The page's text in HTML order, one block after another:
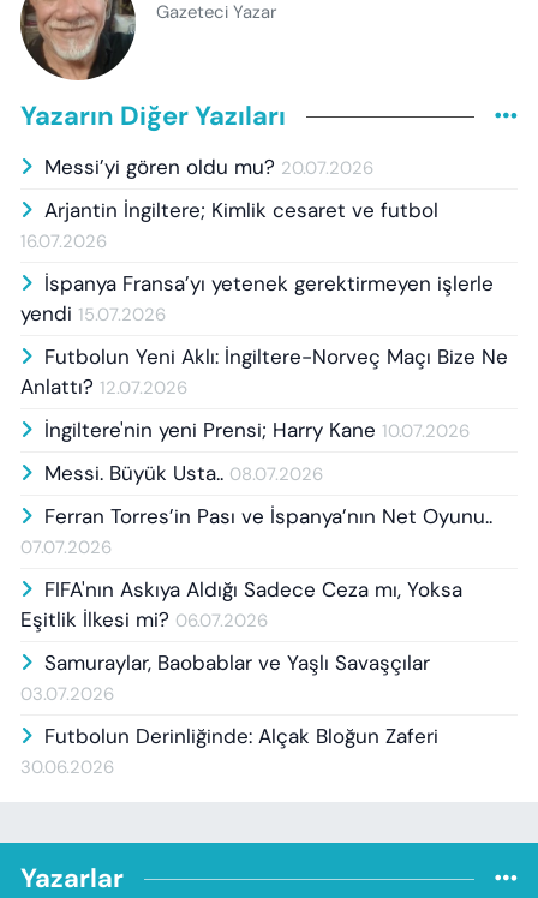
Gazeteci Yazar
Yazarın Diğer Yazıları
Messi’yi gören oldu mu? 20.07.2026
Arjantin İngiltere; Kimlik cesaret ve futbol
16.07.2026
İspanya Fransa’yı yetenek gerektirmeyen işlerle
yendi 15.07.2026
Futbolun Yeni Aklı: İngiltere-Norveç Maçı Bize Ne
Anlattı? 12.07.2026
İngiltere'nin yeni Prensi; Harry Kane 10.07.2026
Messi. Büyük Usta.. 08.07.2026
Ferran Torres’in Pası ve İspanya’nın Net Oyunu..
07.07.2026
FIFA'nın Askıya Aldığı Sadece Ceza mı, Yoksa
Eşitlik İlkesi mi? 06.07.2026
Samuraylar, Baobablar ve Yaşlı Savaşçılar
03.07.2026
Futbolun Derinliğinde: Alçak Bloğun Zaferi
30.06.2026
Yazarlar